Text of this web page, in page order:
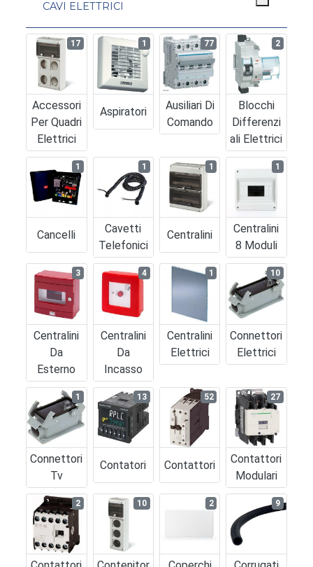
CAVI ELETTRICI
Accessori
Per Quadri
Elettrici
17
Aspiratori
1
Ausiliari Di
Comando
77
Blocchi
Differenzi
Ali Elettrici
2
Cancelli
1
Cavetti
Telefonici
1
Centralini
1
Centralini
8 Moduli
1
Centralini
Da
Esterno
3
Centralini
Da
Incasso
4
Centralini
Elettrici
1
Connettori
Elettrici
10
Connettori
Tv
1
Contatori
13
Contattori
52
Contattori
Modulari
27
2 10 2 9